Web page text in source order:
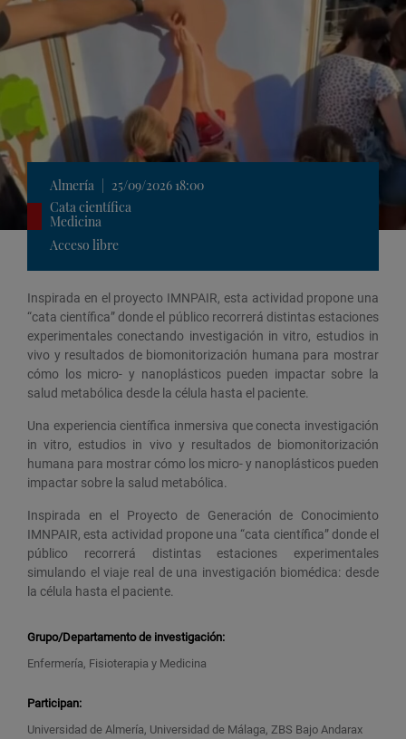
Almería
25/09/2026 18:00
Cata científica
Medicina
Acceso libre
Inspirada en el proyecto IMNPAIR, esta actividad propone una
“cata científica” donde el público recorrerá distintas estaciones
experimentales conectando investigación in vitro, estudios in
vivo y resultados de biomonitorización humana para mostrar
cómo los micro- y nanoplásticos pueden impactar sobre la
salud metabólica desde la célula hasta el paciente.
Una experiencia científica inmersiva que conecta investigación
in vitro, estudios in vivo y resultados de biomonitorización
humana para mostrar cómo los micro- y nanoplásticos pueden
impactar sobre la salud metabólica.
Inspirada en el Proyecto de Generación de Conocimiento
IMNPAIR, esta actividad propone una “cata científica” donde el
público recorrerá distintas estaciones experimentales
simulando el viaje real de una investigación biomédica: desde
la célula hasta el paciente.
Grupo/Departamento de investigación:
Enfermería, Fisioterapia y Medicina
Participan:
Universidad de Almería, Universidad de Málaga, ZBS Bajo Andarax